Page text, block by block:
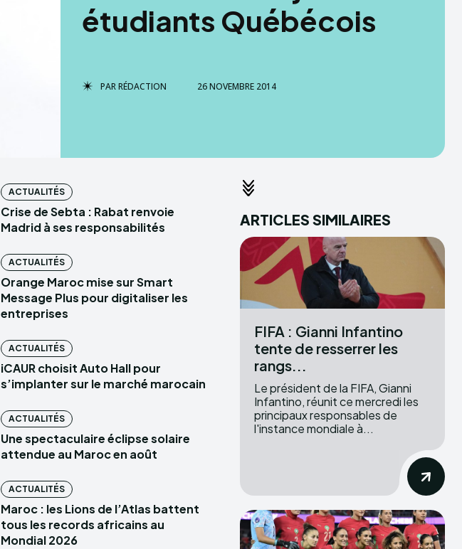
étudiants Québécois
PARRÉDACTION 26 NOVEMBRE 2014
ACTUALITÉS
Crise de Sebta : Rabat renvoie
Madrid à ses responsabilités
ACTUALITÉS
Orange Maroc mise sur Smart
Message Plus pour digitaliser les
entreprises
ACTUALITÉS
iCAUR choisit Auto Hall pour
s’implanter sur le marché marocain
ACTUALITÉS
Une spectaculaire éclipse solaire
attendue au Maroc en août
ACTUALITÉS
Maroc : les Lions de l’Atlas battent
tous les records africains au
Mondial 2026
ARTICLES SIMILAIRES
FIFA : Gianni Infantino
tente de resserrer les
rangs...
Le président de la FIFA, Gianni
Infantino, réunit ce mercredi les
principaux responsables de
l'instance mondiale à...